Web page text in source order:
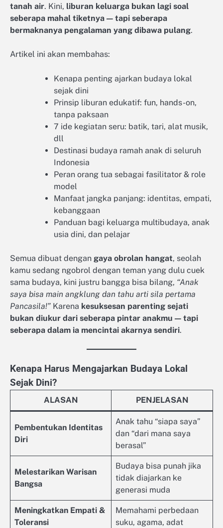
tanah air. Kini, liburan keluarga bukan lagi soal
seberapa mahal tiketnya — tapi seberapa
bermaknanya pengalaman yang dibawa pulang.
Artikel ini akan membahas:
Kenapa penting ajarkan budaya lokal
sejak dini
Prinsip liburan edukatif: fun, hands-on,
tanpa paksaan
7 ide kegiatan seru: batik, tari, alat musik,
dll
Destinasi budaya ramah anak di seluruh
Indonesia
Peran orang tua sebagai fasilitator & role
model
Manfaat jangka panjang: identitas, empati,
kebanggaan
Panduan bagi keluarga multibudaya, anak
usia dini, dan pelajar
Semua dibuat dengan gaya obrolan hangat, seolah
kamu sedang ngobrol dengan teman yang dulu cuek
sama budaya, kini justru bangga bisa bilang, “Anak
saya bisa main angklung dan tahu arti sila pertama
Pancasila!” Karena kesuksesan parenting sejati
bukan diukur dari seberapa pintar anakmu — tapi
seberapa dalam ia mencintai akarnya sendiri.
Kenapa Harus Mengajarkan Budaya Lokal
Sejak Dini?
ALASAN PENJELASAN
Pembentukan Identitas
Diri
Anak tahu “siapa saya”
dan “dari mana saya
berasal”
Melestarikan Warisan
Bangsa
Budaya bisa punah jika
tidak diajarkan ke
generasi muda
Meningkatkan Empati &
Toleransi
Memahami perbedaan
suku, agama, adat